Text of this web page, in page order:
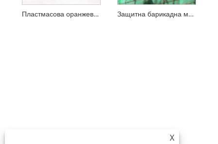
Пластмасова оранжева строителна защитна барикадна мрежа Защитна барикадна мрежа за скеле
X